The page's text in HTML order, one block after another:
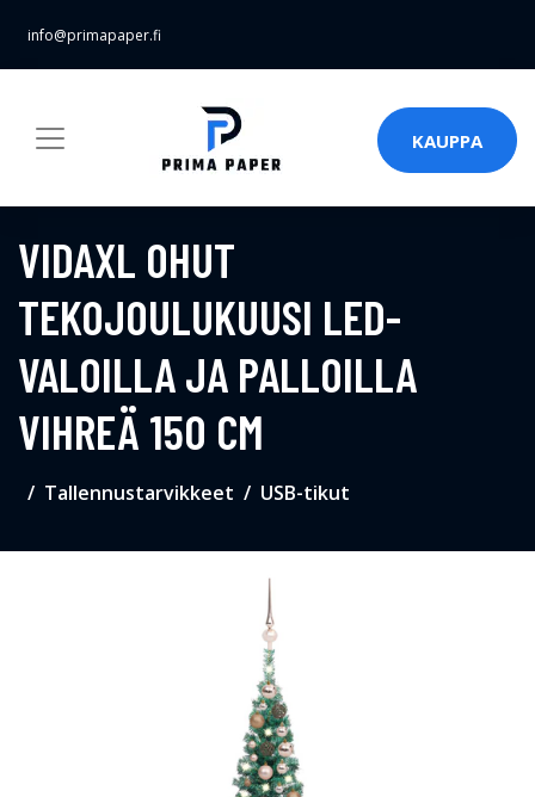
info@primapaper.fi
KAUPPA
VIDAXL OHUT
TEKOJOULUKUUSI LED-
VALOILLA JA PALLOILLA
VIHREÄ 150 CM
Tallennustarvikkeet USB-tikut